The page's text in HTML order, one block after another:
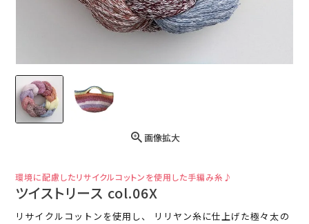
画像拡大
環境に配慮したリサイクルコットンを使用した手編み糸♪
ツイストリース col.06X
リサイクルコットンを使用し、 リリヤン糸に仕上げた極々太の